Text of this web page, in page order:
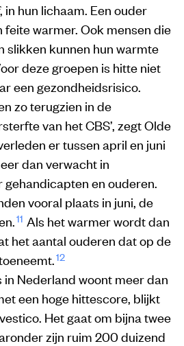
hun lichaam. Een ouder
warmer. Ook mensen die
slikken kunnen hun warmte
deze groepen is hitte niet
een gezondheidsrisico.
zo terugzien in de
van het CBS’, zegt Olde
er tussen april en juni
dan verwacht in
en ouderen.
vooral plaats in juni, de
11 Als het warmer wordt dan
het aantal ouderen dat op de
12
Nederland woont meer dan
een hoge hittescore, blijkt
Het gaat om bijna twee
zijn ruim 200 duizend